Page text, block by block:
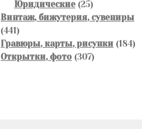
товаров
Юридические 2525
товаров
Винтаж, бижутерия, сувениры
441441
товар
Гравюры, карты, рисунки 184184
Открытки, фото 307307